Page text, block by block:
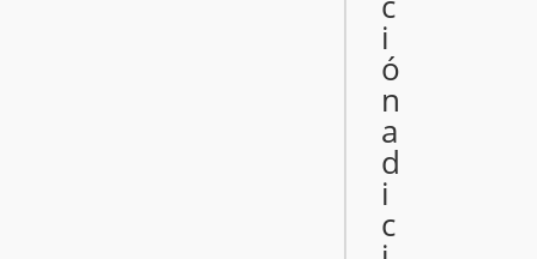
i
ó
n
a
d
i
c